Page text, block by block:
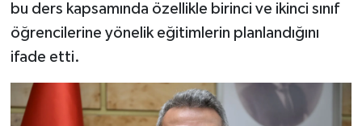
bu ders kapsamında özellikle birinci ve ikinci sınıf
öğrencilerine yönelik eğitimlerin planlandığını
ifade etti.